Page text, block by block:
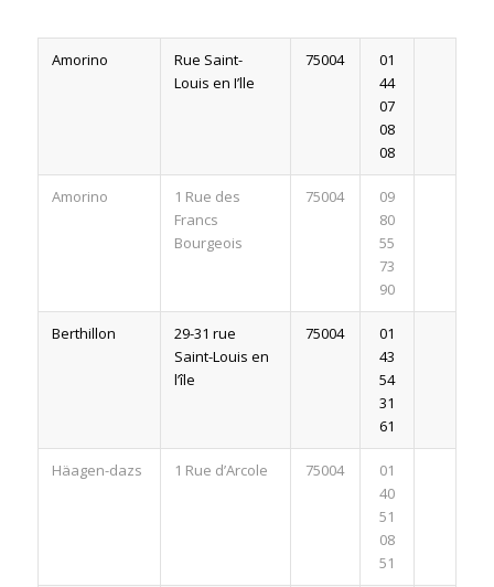
Amorino
Rue Saint-
Louis en I’lle
75004
01
44
07
08
08
Amorino
1 Rue des
Francs
Bourgeois
75004
09
80
55
73
90
Berthillon
29-31 rue
Saint-Louis en
l’île
75004
01
43
54
31
61
Häagen-dazs 1 Rue d’Arcole 75004
01
40
51
08
51